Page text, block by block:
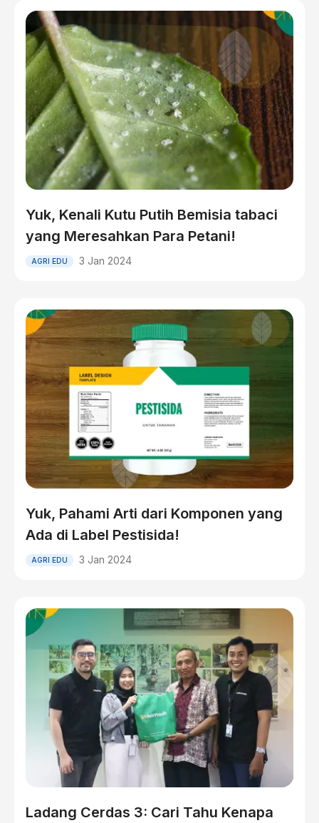
Yuk, Kenali Kutu Putih Bemisia tabaci
yang Meresahkan Para Petani!
AGRI EDU 3 Jan 2024
Yuk, Pahami Arti dari Komponen yang
Ada di Label Pestisida!
AGRI EDU 3 Jan 2024
Ladang Cerdas 3: Cari Tahu Kenapa